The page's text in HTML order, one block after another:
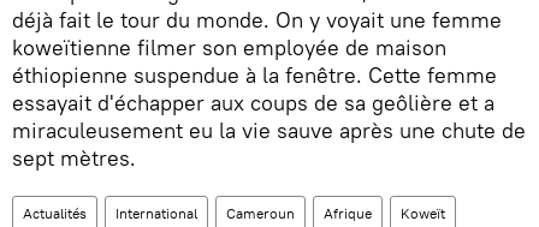
déjà fait le tour du monde. On y voyait une femme
koweïtienne filmer son employée de maison
éthiopienne suspendue à la fenêtre. Cette femme
essayait d'échapper aux coups de sa geôlière et a
miraculeusement eu la vie sauve après une chute de
sept mètres.
Actualités International Cameroun Afrique Koweït